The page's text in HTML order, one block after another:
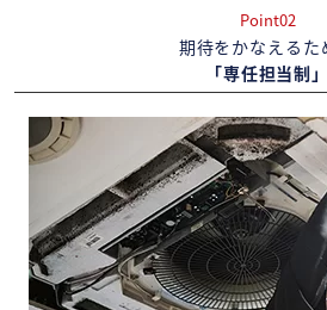
Point02
期待をかなえるた
「専任担当制」